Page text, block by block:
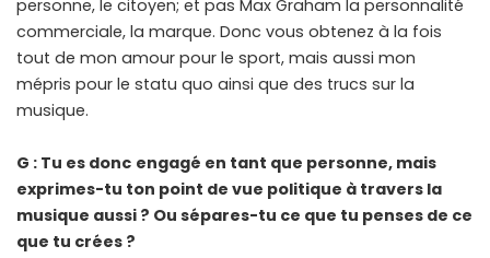
personne, le citoyen; et pas Max Graham la personnalité
commerciale, la marque. Donc vous obtenez à la fois
tout de mon amour pour le sport, mais aussi mon
mépris pour le statu quo ainsi que des trucs sur la
musique.
G : Tu es donc engagé en tant que personne, mais
exprimes-tu ton point de vue politique à travers la
musique aussi ? Ou sépares-tu ce que tu penses de ce
que tu crées ?